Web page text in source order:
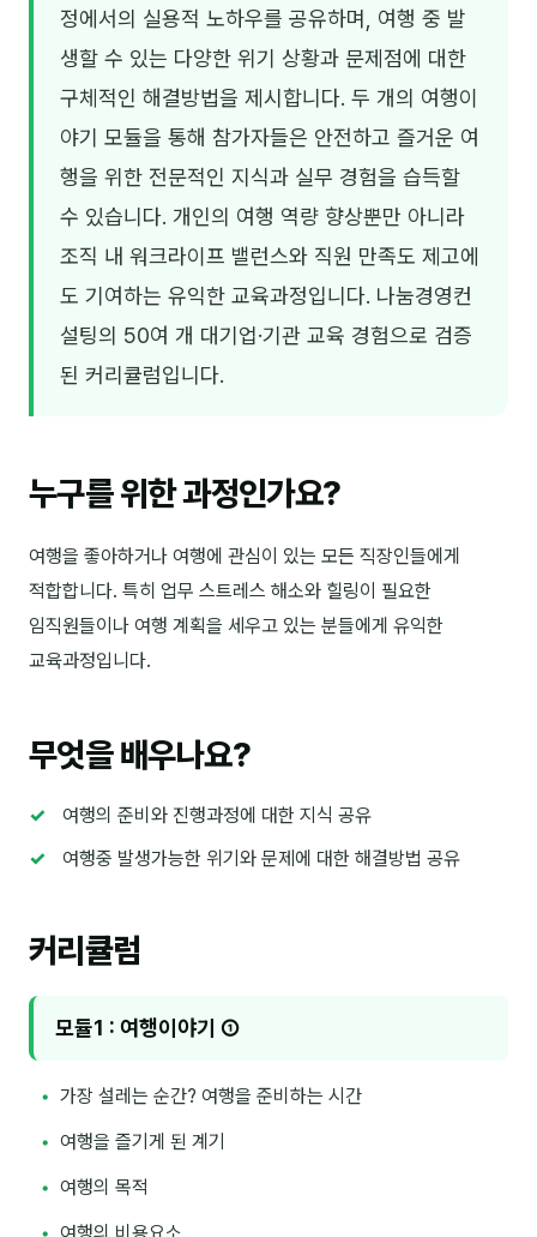
김경태
김의중
김종무
김지혜
Maria
안정미
오미영
은종성
이미루
이인우
전승빈
조안나
조은아
진나하
최지혜
정에서의 실용적 노하우를 공유하며, 여행 중 발
생할 수 있는 다양한 위기 상황과 문제점에 대한
구체적인 해결방법을 제시합니다. 두 개의 여행이
야기 모듈을 통해 참가자들은 안전하고 즐거운 여
행을 위한 전문적인 지식과 실무 경험을 습득할
수 있습니다. 개인의 여행 역량 향상뿐만 아니라
조직 내 워크라이프 밸런스와 직원 만족도 제고에
도 기여하는 유익한 교육과정입니다. 나눔경영컨
설팅의 50여 개 대기업·기관 교육 경험으로 검증
된 커리큘럼입니다.
누구를 위한 과정인가요?
여행을 좋아하거나 여행에 관심이 있는 모든 직장인들에게
적합합니다. 특히 업무 스트레스 해소와 힐링이 필요한
임직원들이나 여행 계획을 세우고 있는 분들에게 유익한
교육과정입니다.
무엇을 배우나요?
여행의 준비와 진행과정에 대한 지식 공유
여행중 발생가능한 위기와 문제에 대한 해결방법 공유
커리큘럼
모듈1 : 여행이야기 ①
가장 설레는 순간? 여행을 준비하는 시간
여행을 즐기게 된 계기
여행의 목적